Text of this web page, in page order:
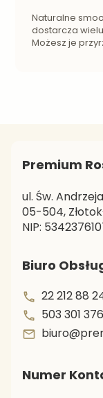
Naturalne
dostarcza
Możesz je
Premium
ul. Św.
05-504,
NIP:
Biuro
22 212 88
503 301 376
Numer